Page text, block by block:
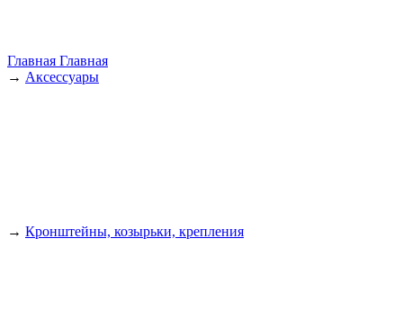
Главная Главная
→ Аксессуары
→ Кронштейны, козырьки, крепления